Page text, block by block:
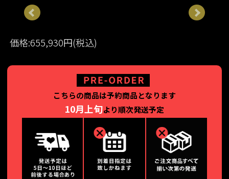
価格:655,930円(税込)
こちらの商品は予約商品となります
10月上旬より順次発送予定